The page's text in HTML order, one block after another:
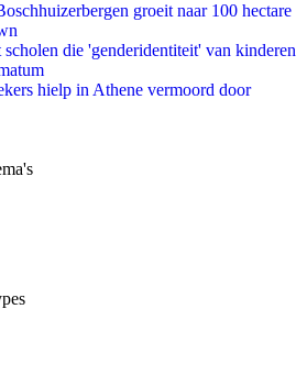
groeit naar 100 hectare
die 'genderidentiteit' van kinderen
hielp in Athene vermoord door